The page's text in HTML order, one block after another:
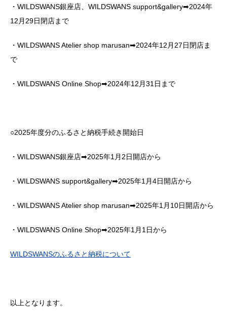
・WILDSWANS銀座店、WILDSWANS support&gallery➡2024年
12月29日閉店まで
・WILDSWANS Atelier shop marusan➡2024年12月27日閉店ま
で
・WILDSWANS Online Shop➡2024年12月31日まで
○2025年度分のふるさと納税手続き開始日
・WILDSWANS銀座店➡2025年1月2日開店から
・WILDSWANS support&gallery➡2025年1月4日開店から
・WILDSWANS Atelier shop marusan➡2025年1月10日開店から
・WILDSWANS Online Shop➡2025年1月1日から
WILDSWANSのふるさと納税について
以上となります。